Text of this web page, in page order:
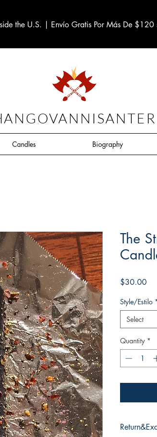
the U.S. | Envío Gratis Por Más De $120
Candles Biography
The
$30.00Price
Style/Estilo
Select
Quantity *